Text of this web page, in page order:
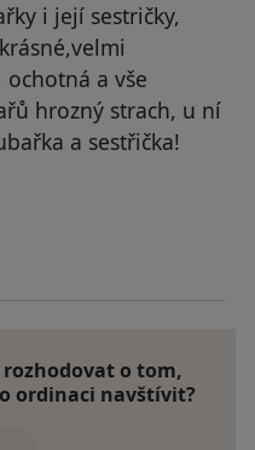
i její sestričky,
a vše
hrozný strach, u ní
a sestřička!
Váš účet byl odstraněn
o tom,
ordinaci navštívit?